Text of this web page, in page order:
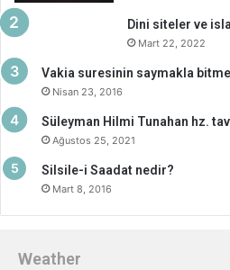
Dini siteler ve
Mart 22, 2022
Vakia suresinin saymakla
Nisan 23, 2016
Süleyman Hilmi Tunahan hz.
Ağustos 25, 2021
Silsile-i Saadat nedir?
Mart 8, 2016
Weather